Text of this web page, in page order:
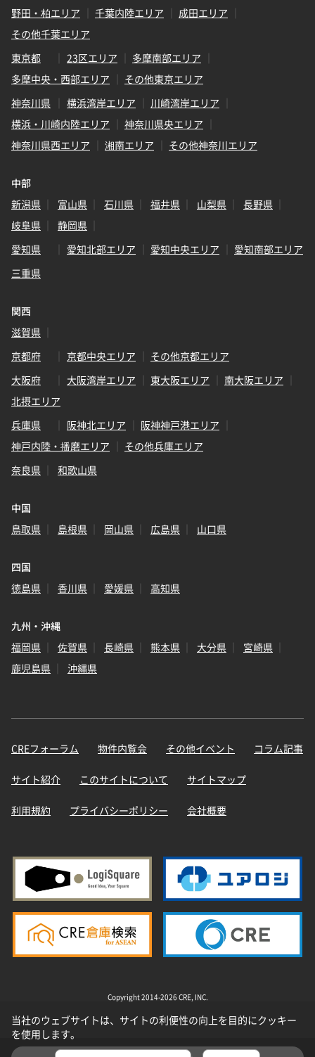
野田・柏エリア
千葉内陸エリア
成田エリア
その他千葉エリア
東京都
23区エリア
多摩南部エリア
多摩中央・西部エリア
その他東京エリア
神奈川県
横浜湾岸エリア
川崎湾岸エリア
横浜・川崎内陸エリア
神奈川県央エリア
神奈川県西エリア
湘南エリア その他神奈川エリア
中部
新潟県
富山県 石川県 福井県 山梨県
長野県
岐阜県
静岡県
愛知県
愛知北部エリア 愛知中央エリア
愛知南部エリア
三重県
関西
滋賀県
京都府
京都中央エリア
その他京都エリア
大阪府
大阪湾岸エリア 東大阪エリア
南大阪エリア
北摂エリア
兵庫県
阪神北エリア
阪神神戸港エリア
神戸内陸・播磨エリア
その他兵庫エリア
奈良県
和歌山県
中国
鳥取県
島根県 岡山県 広島県 山口県
四国
徳島県
香川県 愛媛県 高知県
九州・沖縄
福岡県
佐賀県 長崎県 熊本県 大分県
宮崎県
鹿児島県
沖縄県
CREフォーラム 物件内覧会 その他イベント コラム記事
サイト紹介 このサイトについて サイトマップ
利用規約 プライバシーポリシー 会社概要
Copyright 2014-2026 CRE, INC.
当社のウェブサイトは、サイトの利便性の向上を目的にクッキー
を使用します。